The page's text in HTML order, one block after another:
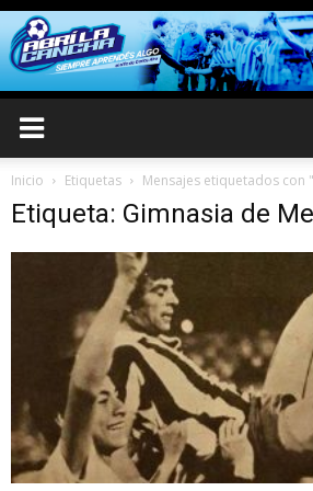
Inicio Etiquetas Mensajes etiquetados con
Etiqueta: Gimnasia de